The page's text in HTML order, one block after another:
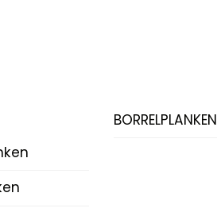
BORRELPLANKEN